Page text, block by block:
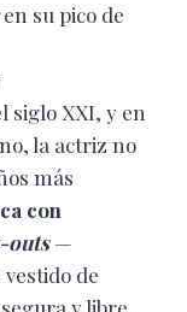
en su pico de
siglo XXI, y en
la actriz no
más
con
outs—
de